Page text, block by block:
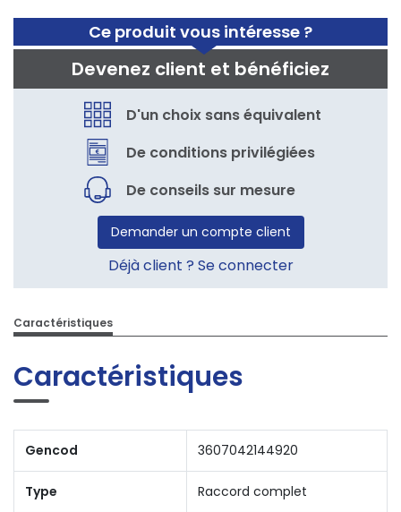
Ce produit vous intéresse ?
Devenez client et bénéficiez
D'un choix sans équivalent
De conditions privilégiées
De conseils sur mesure
Demander un compte client
Déjà client ? Se connecter
Caractéristiques
Caractéristiques
Gencod 3607042144920
Type Raccord complet